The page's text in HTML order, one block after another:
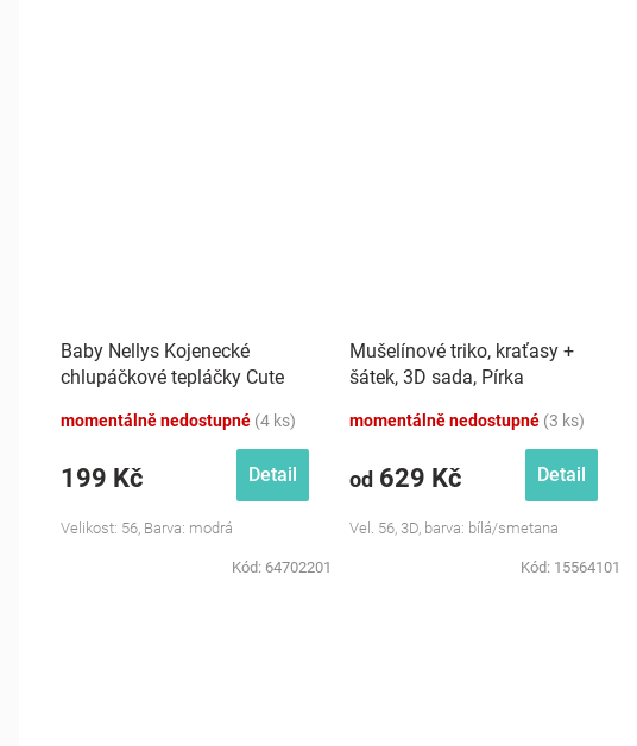
Baby Nellys Kojenecké
chlupáčkové tepláčky Cute
momentálně nedostupné (4 ks)
199 Kč Detail
Velikost: 56, Barva: modrá
Kód: 64702201
Mušelínové triko, kraťasy +
šátek, 3D sada, Pírka
momentálně nedostupné (3 ks)
od 629 Kč Detail
Vel. 56, 3D, barva: bílá/smetana
Kód: 15564101